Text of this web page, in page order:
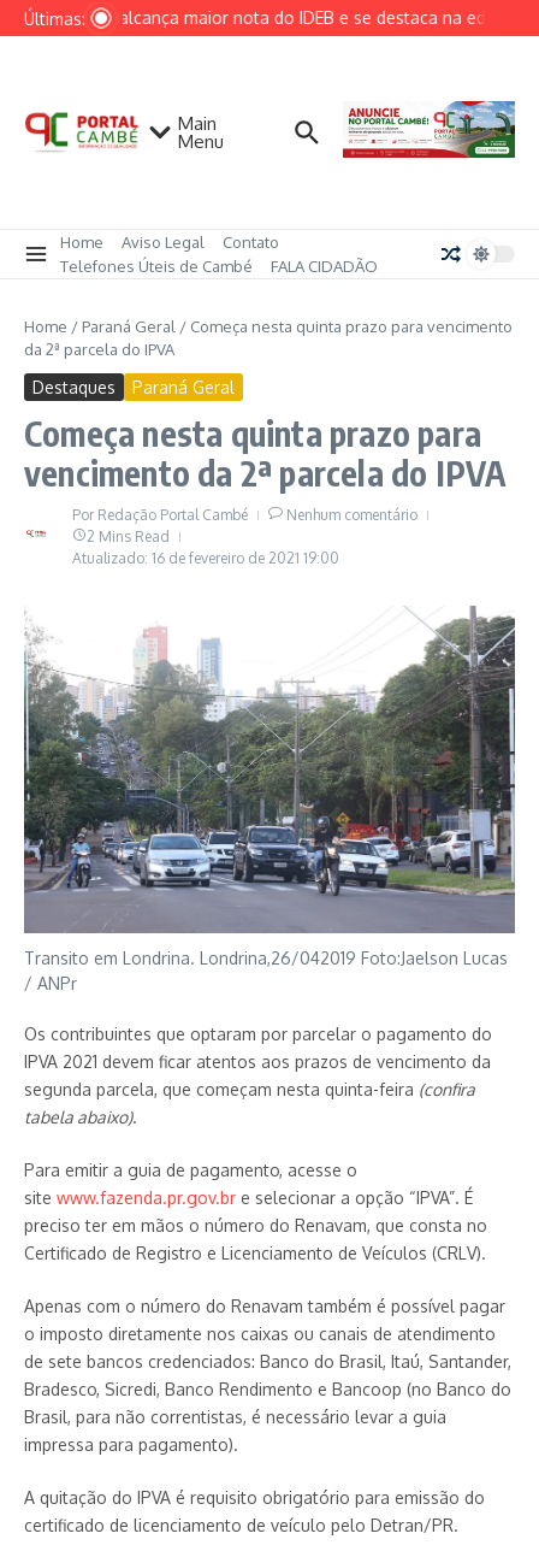
Ir para o conteúdo
Últimas:
Cambé alcança maior nota do IDEB e se destaca na educação
Main
Menu
Home Aviso Legal
Contato
Telefones Úteis de Cambé
FALA CIDADÃO
Home / Paraná Geral / Começa nesta quinta prazo para vencimento
da 2ª parcela do IPVA
Destaques Paraná Geral
Começa nesta quinta prazo para
vencimento da 2ª parcela do IPVA
Por Redação Portal Cambé
Nenhum comentário
2 Mins Read
Atualizado: 16 de fevereiro de 2021 19:00
Transito em Londrina. Londrina,26/042019 Foto:Jaelson Lucas
/ ANPr
Os contribuintes que optaram por parcelar o pagamento do
IPVA 2021 devem ficar atentos aos prazos de vencimento da
segunda parcela, que começam nesta quinta-feira (confira
tabela abaixo).
Para emitir a guia de pagamento, acesse o
site www.fazenda.pr.gov.br e selecionar a opção “IPVA”. É
preciso ter em mãos o número do Renavam, que consta no
Certificado de Registro e Licenciamento de Veículos (CRLV).
Apenas com o número do Renavam também é possível pagar
o imposto diretamente nos caixas ou canais de atendimento
de sete bancos credenciados: Banco do Brasil, Itaú, Santander,
Bradesco, Sicredi, Banco Rendimento e Bancoop (no Banco do
Brasil, para não correntistas, é necessário levar a guia
impressa para pagamento).
A quitação do IPVA é requisito obrigatório para emissão do
certificado de licenciamento de veículo pelo Detran/PR.